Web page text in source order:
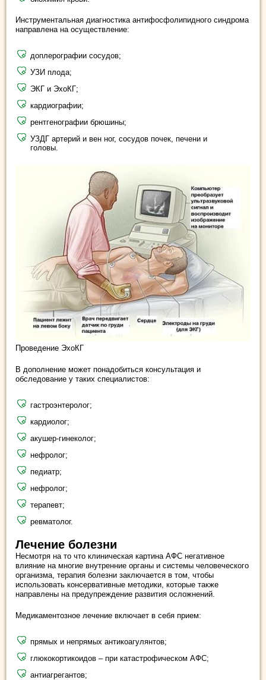
Инструментальная диагностика антифосфолипидного синдрома
направлена на осуществление:
доплерографии сосудов;
УЗИ плода;
ЭКГ и ЭхоКГ;
кардиографии;
рентгенографии брюшины;
УЗДГ артерий и вен ног, сосудов почек, печени и
головы.
Проведение ЭхоКГ
В дополнение может понадобиться консультация и
обследование у таких специалистов:
гастроэнтеролог;
кардиолог;
акушер-гинеколог;
нефролог;
педиатр;
нефролог;
терапевт;
ревматолог.
Лечение болезни
Несмотря на то что клиническая картина АФС негативное
влияние на многие внутренние органы и системы человеческого
организма, терапия болезни заключается в том, чтобы
использовать консервативные методики, которые также
направлены на предупреждение развития осложнений.
Медикаментозное лечение включает в себя прием:
прямых и непрямых антикоагулянтов;
глюкокортикоидов – при катастрофическом АФС;
антиагрегантов;